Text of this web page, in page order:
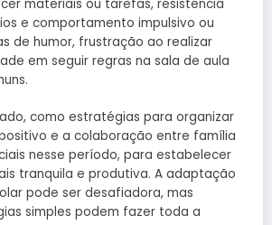
materiais ou tarefas, resistência
e comportamento impulsivo ou
de humor, frustração ao realizar
em seguir regras na sala de aula
como estratégias para organizar
e a colaboração entre família
nesse período, para estabelecer
tranquila e produtiva. A adaptação
pode ser desafiadora, mas
simples podem fazer toda a